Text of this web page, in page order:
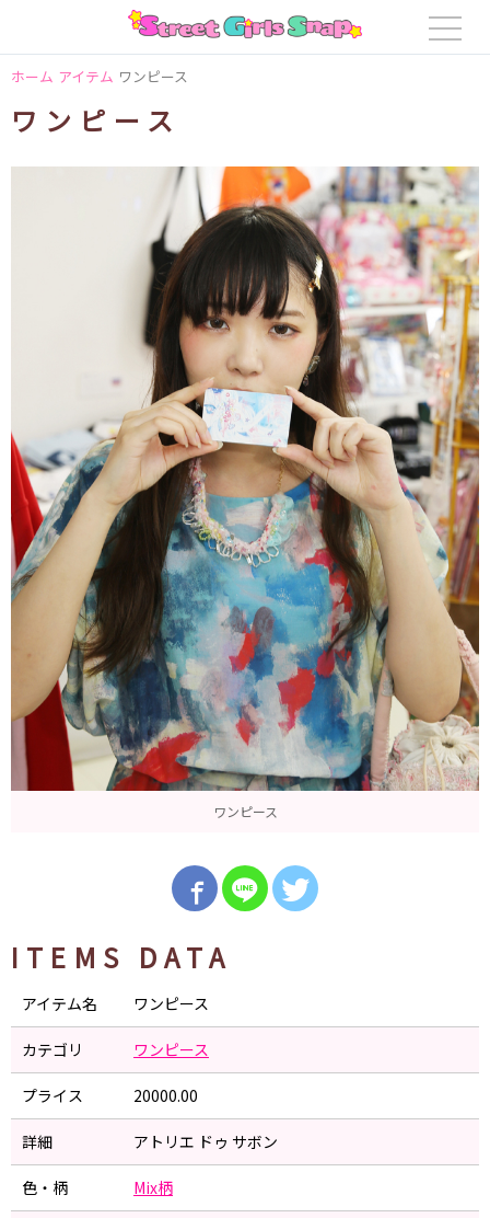
ホーム アイテム ワンピース
ワンピース
ワンピース
ITEMS DATA
アイテム名 ワンピース
カテゴリ ワンピース
プライス 20000.00
詳細 アトリエ ドゥ サボン
色・柄 Mix柄